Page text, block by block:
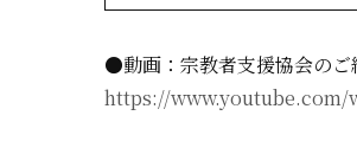
●動画：宗教者支援協会のご
https://www.youtube.com/